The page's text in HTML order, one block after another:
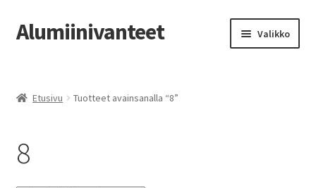
Siirry
navigointiin
Siirry
sisältöön
Alumiinivanteet Valikko
Kauppa
Oma tili
Etusivu Tuotteet avainsanalla “8”
8